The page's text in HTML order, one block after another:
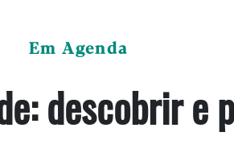
Em Agenda
descobrir e